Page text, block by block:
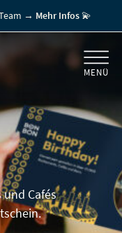
-
Wertschätzung
→ Mehr Infos💫
MENÜ
Cafés